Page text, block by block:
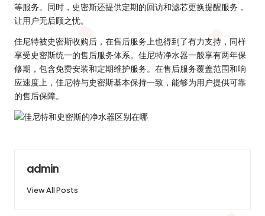
等服务。同时，史密斯还提供定期的回访和滤芯更换提醒服务，
让用户无后顾之忧。
佳尼特被史密斯收购后，在售后服务上也得到了有力支持，同样
享受史密斯统一的售后服务体系。佳尼特净水器一般享有两年保
修期，包含免费安装和定期维护服务。在售后服务覆盖范围和响
应速度上，佳尼特与史密斯基本保持一致，能够为用户提供可靠
的售后保障。
admin
View All Posts